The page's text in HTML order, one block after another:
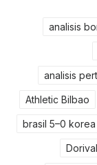
analisis
analisis
Athletic Bilbao
brasil 5–0 korea